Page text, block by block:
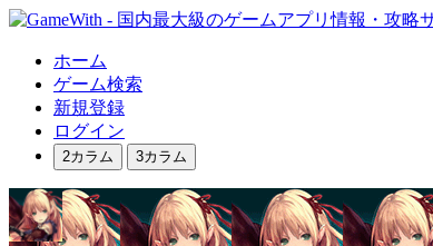
ホーム
ゲーム検索
新規登録
ログイン
2カラム 3カラム